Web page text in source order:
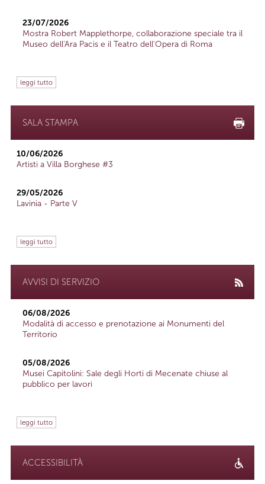
23/07/2026
Mostra Robert Mapplethorpe, collaborazione speciale tra il
Museo dell'Ara Pacis e il Teatro dell'Opera di Roma
leggi tutto
SALA STAMPA
10/06/2026
Artisti a Villa Borghese #3
29/05/2026
Lavinia - Parte V
leggi tutto
AVVISI DI SERVIZIO
06/08/2026
Modalità di accesso e prenotazione ai Monumenti del
Territorio
05/08/2026
Musei Capitolini: Sale degli Horti di Mecenate chiuse al
pubblico per lavori
leggi tutto
ACCESSIBILITÀ